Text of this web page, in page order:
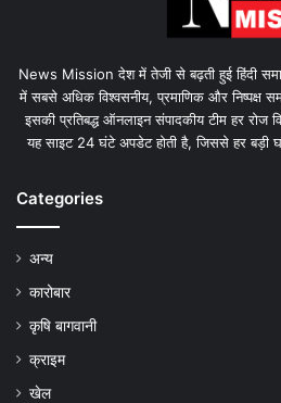
News Mission देश में तेजी से बढ़ती हुई हिंदी
में सबसे अधिक विश्वसनीय, प्रमाणिक और निष्पक्ष
इसकी प्रतिबद्ध ऑनलाइन संपादकीय टीम हर रोज
यह साइट 24 घंटे अपडेट होती है, जिससे हर बड़ी
Categories
अन्य
कारोबार
कृषि बागवानी
क्राइम
खेल